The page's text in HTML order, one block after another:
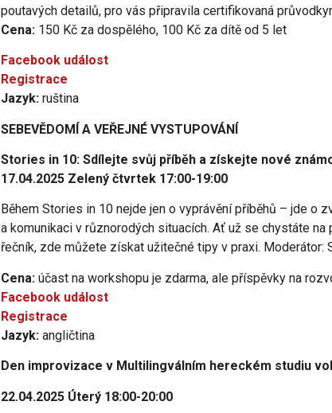
poutavých detailů, pro vás připravila certifikovaná
Cena: 150 Kč za dospělého, 100 Kč za dítě od 5 let
Facebook událost
Registrace
Jazyk: ruština
SEBEVĚDOMÍ A VEŘEJNÉ VYSTUPOVÁNÍ
Stories in 10: Sdílejte svůj příběh a získejte nové
17.04.2025 Zelený čtvrtek 17:00-19:00
Během Stories in 10 nejde jen o vyprávění příběhů – jde o
a komunikaci v různorodých situacích. Ať už se chystáte
řečník, zde můžete získat užitečné tipy v praxi. Moderátor:
Cena: účast na workshopu je zdarma, ale příspěvky na
Facebook událost
Registrace
Jazyk: angličtina
Den improvizace v Multilingválním hereckém studiu
22.04.2025 Úterý 18:00-20:00